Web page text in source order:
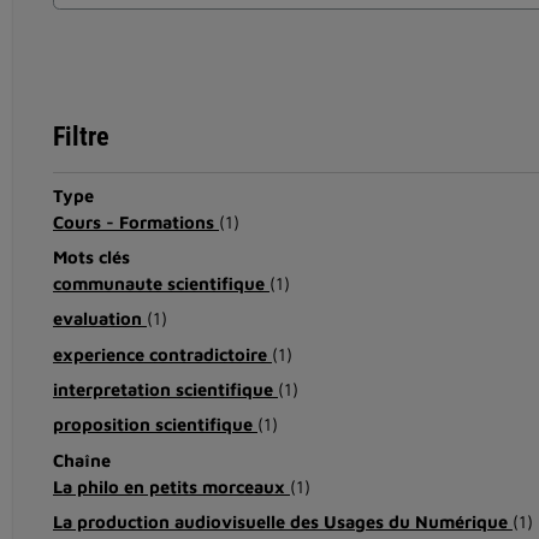
Filtre
Type
Cours - Formations (1)
Mots clés
communaute scientifique (1)
evaluation (1)
experience contradictoire (1)
interpretation scientifique (1)
proposition scientifique (1)
Chaîne
La philo en petits morceaux (1)
La production audiovisuelle des Usages du Numérique (1)